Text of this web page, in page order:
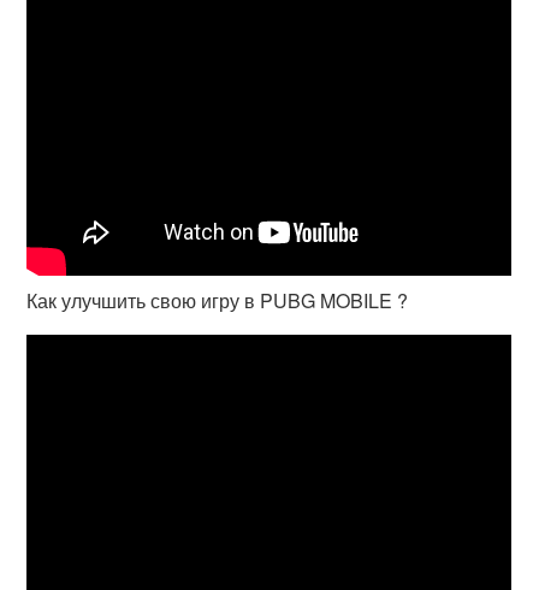
Как улучшить свою игру в PUBG MOBILE ?